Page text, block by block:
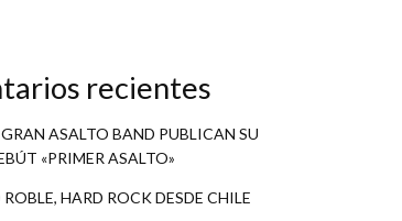
recientes
GRAN ASALTO BAND PUBLICAN SU
«PRIMER ASALTO»
HARD ROCK DESDE CHILE